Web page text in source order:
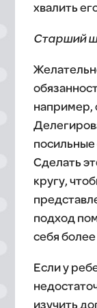
хвалить
Старший
например,
посильные
Сделать
кругу,
подход
себя
Если у